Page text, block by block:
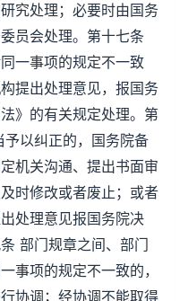
究处理；必要时由国务
员会处理。第十七条
一事项的规定不一致
提出处理意见，报国务
》的有关规定处理。第
以纠正的，国务院备
机关沟通、提出书面审
时修改或者废止；或者
处理意见报国务院决
部门规章之间、部门
事项的规定不一致的，
协调；经协调不能取得